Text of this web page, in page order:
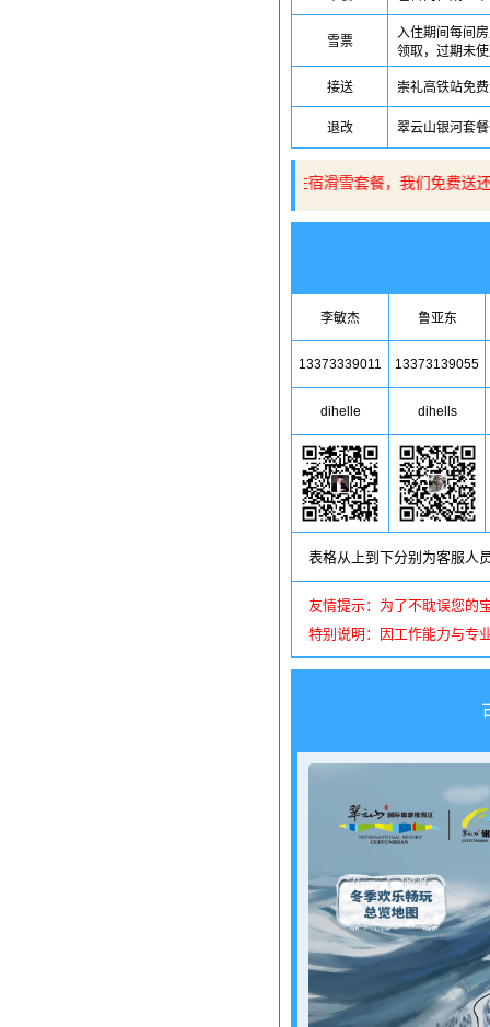
雪票
入住期间每间
领取，过期未
接送 崇礼高铁站免
退改 翠云山银河套
👉在我中心购买滑雪场住宿滑雪套餐，我们免费送还
李敏杰 鲁亚东
13373339011 13373139055
dihelle dihells
表格从上到下分别为客服人
友情提示：为了不耽误您的
特别说明：因工作能力与专